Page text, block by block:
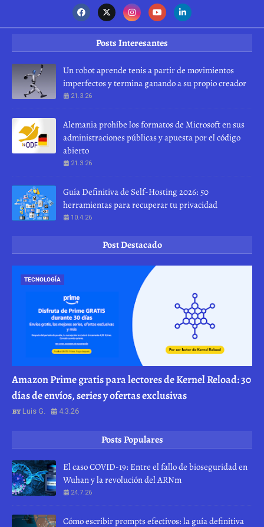
Posts Interesantes
Un robot aprende tenis a partir de movimientos
imperfectos y termina ganando a su propio creador
21.3.26
Alemania prohíbe los formatos de Microsoft en sus
administraciones públicas y apuesta por el código
abierto
21.3.26
Guía Definitiva de Self-Hosting 2026: 50
herramientas para recuperar tu privacidad
10.4.26
Post Destacado
TECNOLOGÍA
Amazon Prime gratis para lectores de Kernel Reload: 30
días de envíos, series y ofertas exclusivas
Luis G. 4.3.26
Posts Populares
El caso COVID-19: Entre el fallo de bioseguridad en
Wuhan y la revolución del ARNm
24.7.26
Cómo escribir prompts efectivos: la guía definitiva